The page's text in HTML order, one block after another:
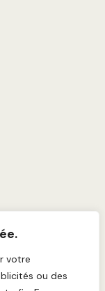
votre
ou des